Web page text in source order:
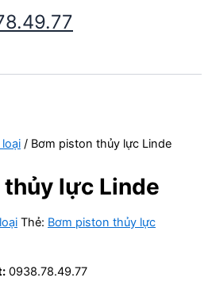
/ Bơm piston thủy lực Linde
lực Linde
Thẻ: Bơm piston thủy lực
0938.78.49.77